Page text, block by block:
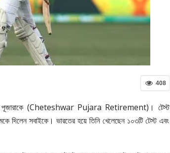
408
পূজারাকে (Cheteshwar Pujara Retirement)। টেস্ট
দিলেন সবাইকে। ভারতের হয়ে তিনি খেলেছেন ১০৩টি টেস্ট এবং